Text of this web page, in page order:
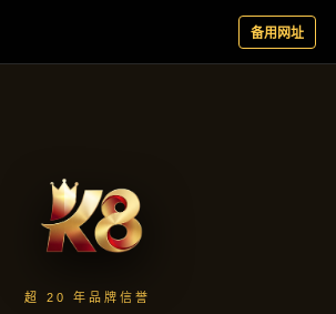
行业资讯
首页 行业资讯